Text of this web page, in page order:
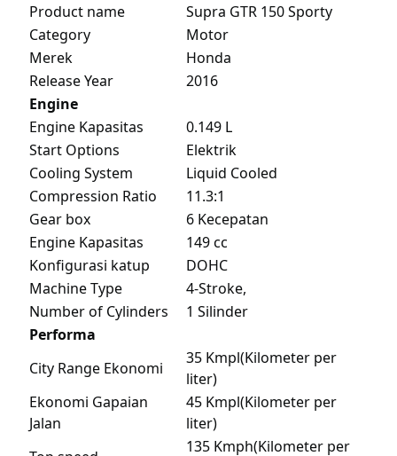
Product name
Supra GTR 150 Sporty
Category
Motor
Merek
Honda
Release Year
2016
Engine
Engine Kapasitas
0.149 L
Start Options
Elektrik
Cooling System
Liquid Cooled
Compression Ratio
11.3:1
Gear box
6 Kecepatan
Engine Kapasitas
149 cc
Konfigurasi katup
DOHC
Machine Type
4-Stroke,
Number of Cylinders
1 Silinder
Performa
City Range Ekonomi
35 Kmpl(Kilometer per
liter)
Ekonomi Gapaian
Jalan
45 Kmpl(Kilometer per
liter)
135 Kmph(Kilometer per